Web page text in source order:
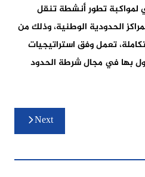
لمواكبة تطور أنشطة تنقل
الحدودية الوطنية، وذلك من
تعمل وفق استراتيجيات
بها في مجال شرطة الحدود
Next